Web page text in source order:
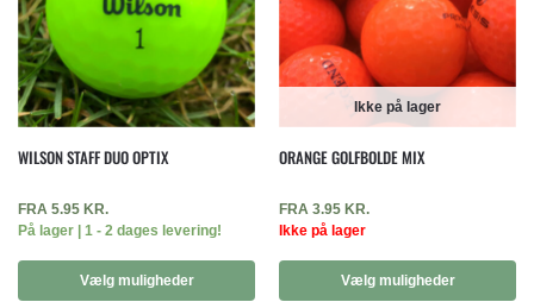
WILSON STAFF DUO OPTIX
FRA 5.95 KR.
På lager | 1 - 2 dages levering!
Vælg muligheder
Ikke på lager
ORANGE GOLFBOLDE MIX
FRA 3.95 KR.
Ikke på lager
Vælg muligheder